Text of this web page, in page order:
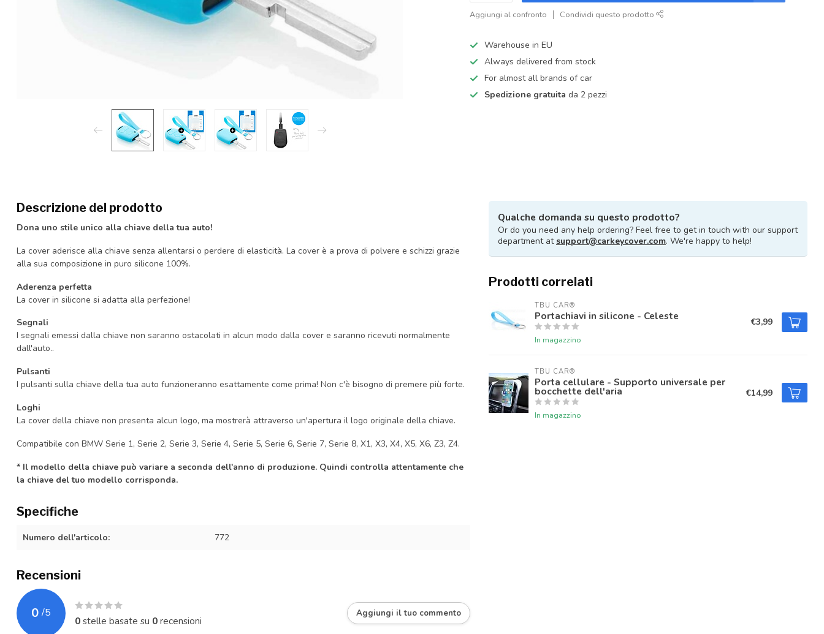
Aggiungi al confronto Condividi questo prodotto
Warehouse in EU
Always delivered from stock
For almost all brands of car
Spedizione gratuita da 2 pezzi
Descrizione del prodotto
Dona uno stile unico alla chiave della tua auto!
La cover aderisce alla chiave senza allentarsi o perdere di elasticità. La cover è a prova di polvere e schizzi grazie
alla sua composizione in puro silicone 100%.
Aderenza perfetta
La cover in silicone si adatta alla perfezione!
Segnali
I segnali emessi dalla chiave non saranno ostacolati in alcun modo dalla cover e saranno ricevuti normalmente
dall'auto..
Pulsanti
I pulsanti sulla chiave della tua auto funzioneranno esattamente come prima! Non c'è bisogno di premere più forte.
Loghi
La cover della chiave non presenta alcun logo, ma mostrerà attraverso un'apertura il logo originale della chiave.
Compatibile con BMW Serie 1, Serie 2, Serie 3, Serie 4, Serie 5, Serie 6, Serie 7, Serie 8, X1, X3, X4, X5, X6, Z3, Z4.
* Il modello della chiave può variare a seconda dell'anno di produzione. Quindi controlla attentamente che
la chiave del tuo modello corrisponda.
Specifiche
Numero dell'articolo: 772
Recensioni
0 /5
0stelle basate su 0recensioni
Aggiungi il tuo commento
Qualche domanda su questo prodotto?
Or do you need any help ordering? Feel free to get in touch with our support
department atsupport@carkeycover.com. We're happy to help!
Prodotti correlati
TBU CAR®
Portachiavi in silicone - Celeste
In magazzino
€3,99
TBU CAR®
Porta cellulare - Supporto universale per
bocchette dell'aria
In magazzino
€14,99